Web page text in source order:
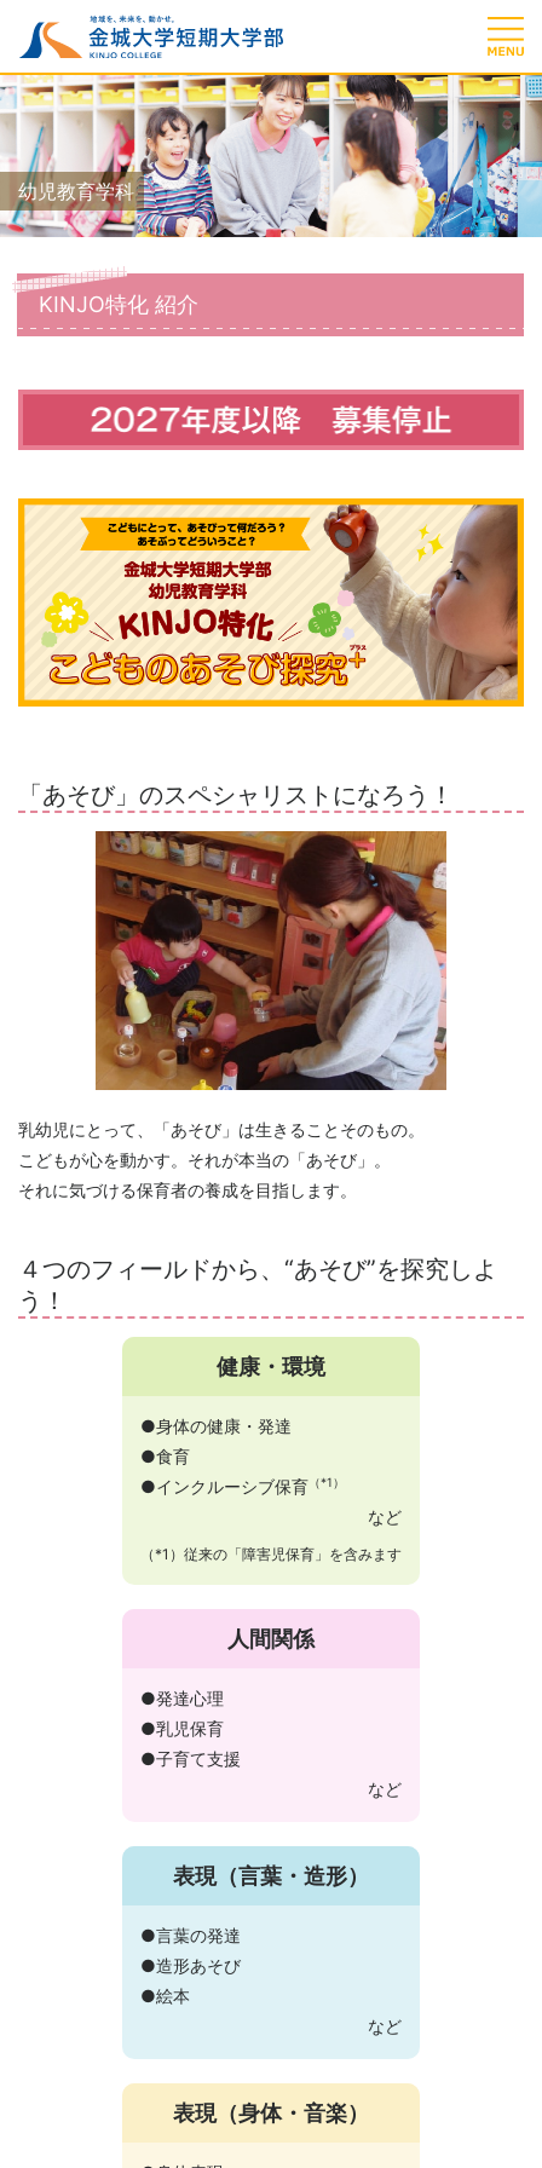
幼児教育学科
KINJO特化 紹介
「あそび」のスペシャリストになろう！
乳幼児にとって、「あそび」は生きることそのもの。
こどもが心を動かす。それが本当の「あそび」。
それに気づける保育者の養成を目指します。
４つのフィールドから、“あそび”を探究しよ
う！
健康・環境
●身体の健康・発達
●食育
●インクルーシブ保育 （*1）
など
（*1）従来の「障害児保育」を含みます
人間関係
●発達心理
●乳児保育
●子育て支援
など
表現（言葉・造形）
●言葉の発達
●造形あそび
●絵本
など
表現（身体・音楽）